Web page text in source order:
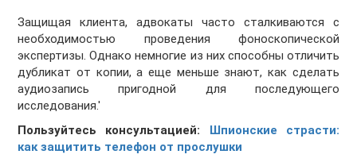
Защищая клиента, адвокаты часто сталкиваются с
необходимостью проведения фоноскопической
экспертизы. Однако немногие из них способны отличить
дубликат от копии, а еще меньше знают, как сделать
аудиозапись пригодной для последующего
исследования.'
Пользуйтесь консультацией: Шпионские страсти:
как защитить телефон от прослушки